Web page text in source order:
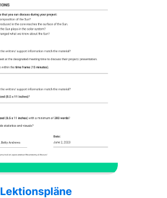
Lektionspläne